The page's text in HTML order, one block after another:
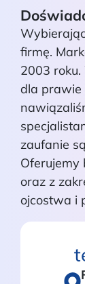
firmę.
2003
dla prawie
zaufanie
Oferujemy
oraz z
ojcostwa i